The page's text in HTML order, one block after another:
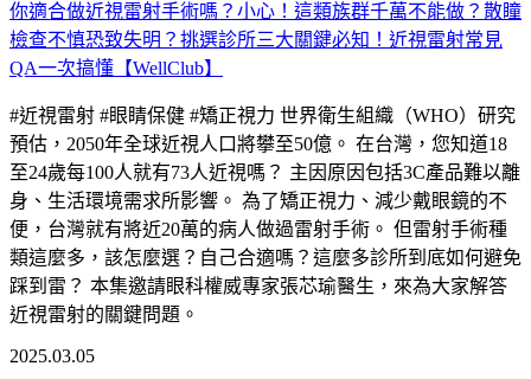
你適合做近視雷射手術嗎？小心！這類族群千萬不能做？散瞳
檢查不慎恐致失明？挑選診所三大關鍵必知！近視雷射常見
QA一次搞懂【WellClub】
#近視雷射 #眼睛保健 #矯正視力 世界衛生組織（WHO）研究
預估，2050年全球近視人口將攀至50億。 在台灣，您知道18
至24歲每100人就有73人近視嗎？ 主因原因包括3C產品難以離
身、生活環境需求所影響。 為了矯正視力、減少戴眼鏡的不
便，台灣就有將近20萬的病人做過雷射手術。 但雷射手術種
類這麼多，該怎麼選？自己合適嗎？這麼多診所到底如何避免
踩到雷？ 本集邀請眼科權威專家張芯瑜醫生，來為大家解答
近視雷射的關鍵問題。
2025.03.05